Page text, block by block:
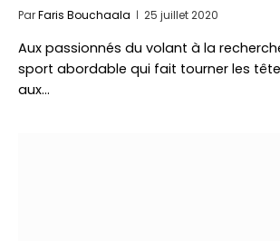
ParFaris Bouchaala 25 juillet 2020
Aux passionnés du volant à la
sport abordable qui fait tourner les
aux…